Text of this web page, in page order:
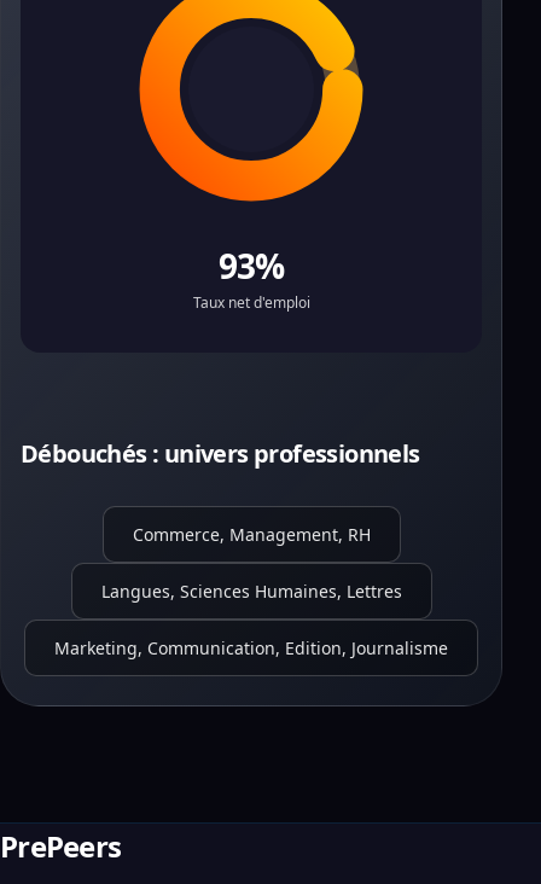
93%
Taux net d'emploi
Débouchés : univers professionnels
Commerce, Management, RH
Langues, Sciences Humaines, Lettres
Marketing, Communication, Edition, Journalisme
PrePeers